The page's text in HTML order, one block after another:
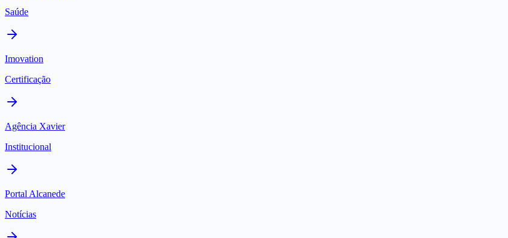
Saúde
Imovation
Certificação
Agência Xavier
Institucional
Portal Alcanede
Notícias